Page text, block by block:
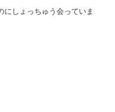
にしょっちゅう会っていま